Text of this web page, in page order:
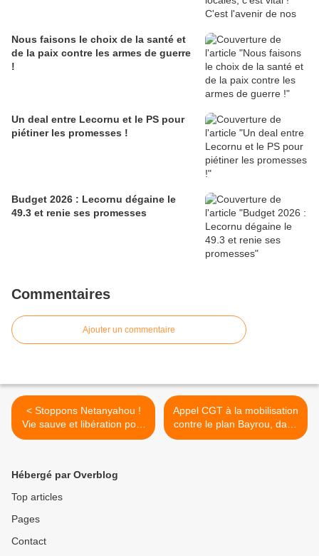
Nous faisons le choix de la santé et
de la paix contre les armes de guerre
!
Un deal entre Lecornu et le PS pour
piétiner les promesses !
Budget 2026 : Lecornu dégaine le
49.3 et renie ses promesses
Commentaires
Ajouter un commentaire
< Stoppons Netanyahou !
Vie sauve et libération pour
Marwan Barghouti
Appel CGT à la mobilisation
contre le plan Bayrou, dans
la santé et l'action sociale,
Hébergé par Overblog
Top articles
Pages
Contact